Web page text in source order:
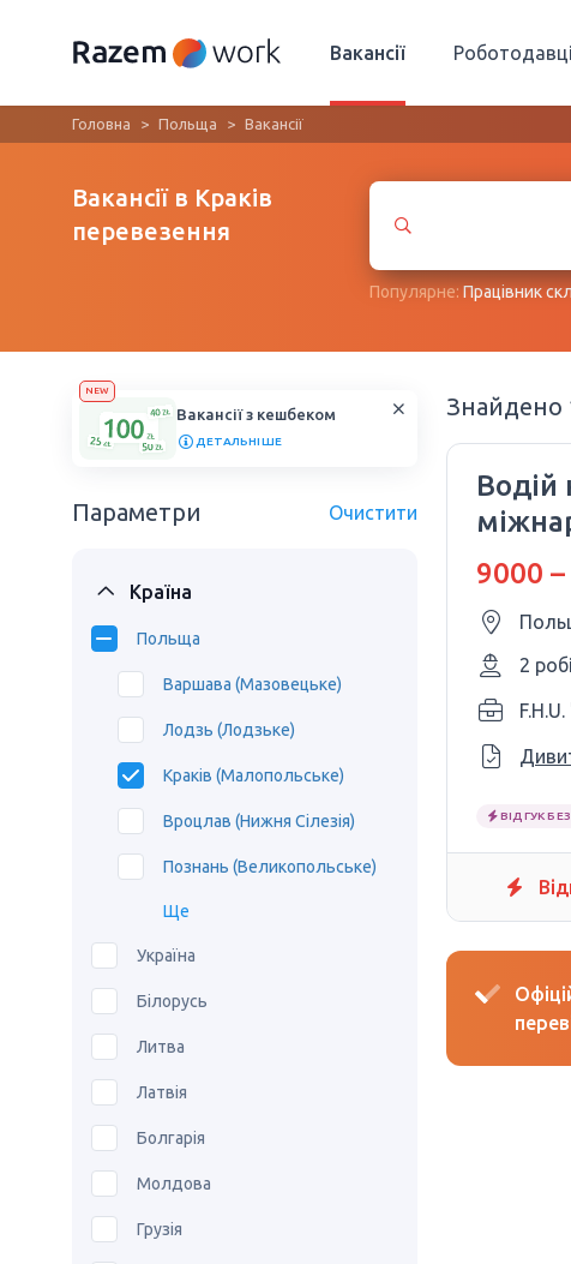
Вакансії Роботодавці
Головна Польща Вакансії
Вакансії в Краків
перевезення
Популярне:Працівник
NEW
Вакансії з кешбеком
ДЕТАЛЬНІШЕ
Параметри Очистити
Країна
Польща
Варшава (Мазовецьке)
Лодзь (Лодзьке)
Краків (Малопольське)
Вроцлав (Нижня Сілезія)
Познань (Великопольське)
Ще
Україна
Білорусь
Литва
Латвія
Болгарія
Молдова
Грузія
Знайдено
Водій
9000
2
ВІДГУК